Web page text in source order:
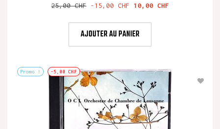
Prix
25,00 CHF -15,00 CHF Prix
10,00 CHF
AJOUTER AU PANIER
Promo ! -5,00 CHF